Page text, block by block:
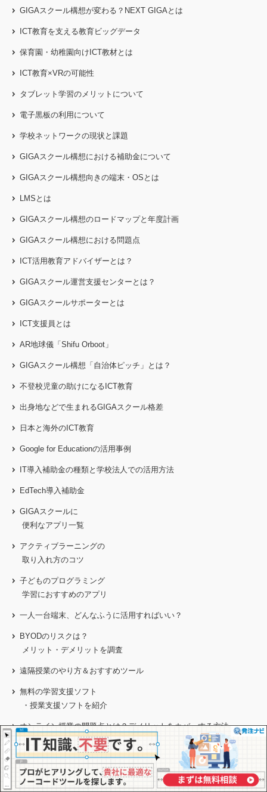
GIGAスクール構想が変わる？NEXT GIGAとは
ICT教育を支える教育ビッグデータ
保育園・幼稚園向けICT教材とは
ICT教育×VRの可能性
タブレット学習のメリットについて
電子黒板の利用について
学校ネットワークの現状と課題
GIGAスクール構想における補助金について
GIGAスクール構想向きの端末・OSとは
LMSとは
GIGAスクール構想のロードマップと年度計画
GIGAスクール構想における問題点
ICT活用教育アドバイザーとは？
GIGAスクール運営支援センターとは？
GIGAスクールサポーターとは
ICT支援員とは
AR地球儀「Shifu Orboot」
GIGAスクール構想「自治体ピッチ」とは？
不登校児童の助けになるICT教育
出身地などで生まれるGIGAスクール格差
日本と海外のICT教育
Google for Educationの活用事例
IT導入補助金の種類と学校法人での活用方法
EdTech導入補助金
GIGAスクールに
便利なアプリ一覧
アクティブラーニングの
取り入れ方のコツ
子どものプログラミング
学習におすすめのアプリ
一人一台端末、どんなふうに活用すればいい？
BYODのリスクは？
メリット・デメリットを調査
遠隔授業のやり方＆おすすめツール
無料の学習支援ソフト
・授業支援ソフトを紹介
オンライン授業の問題点とは？デメリットをカバーする方法
「MEXCBT（メクビット）」と「学習e-ポータル」について
GIGAスクール端末の持ち帰りルールの決め方
ICTによる働き方改革で学校はどのように変わるのか？